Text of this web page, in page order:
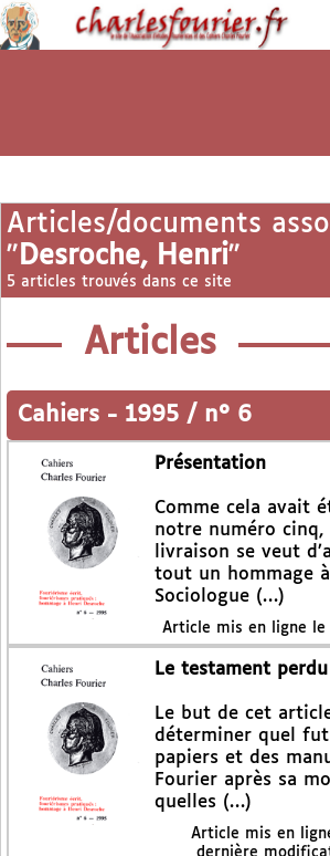
Articles/documents
" Desroche, Henri"
5 articles trouvés dans ce site
Articles
Cahiers - 1995 / n° 6
Présentation
Comme cela avait
notre numéro cinq,
livraison se veut
tout un hommage
Sociologue (…)
Article mis en ligne le
Le testament
Le but de cet
déterminer quel fut
papiers et des
Fourier après sa
quelles (…)
Article mis en
dernière